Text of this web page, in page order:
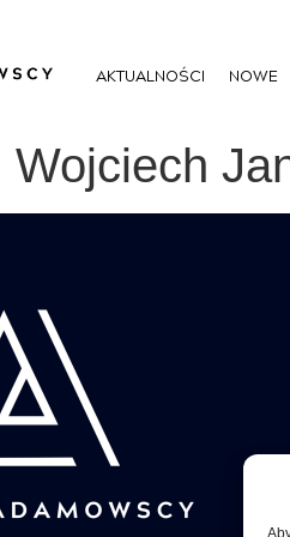
AKTUALNOŚCI NOWE
Wojciech